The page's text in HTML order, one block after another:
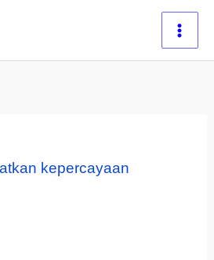
kepercayaan